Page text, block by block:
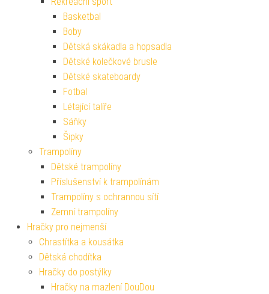
Basketbal
Boby
Dětská skákadla a hopsadla
Dětské kolečkové brusle
Dětské skateboardy
Fotbal
Létající talíře
Sáňky
Šipky
Trampolíny
Dětské trampolíny
Příslušenství k trampolínám
Trampolíny s ochrannou sítí
Zemní trampolíny
Hračky pro nejmenší
Chrastítka a kousátka
Dětská chodítka
Hračky do postýlky
Hračky na mazlení DouDou